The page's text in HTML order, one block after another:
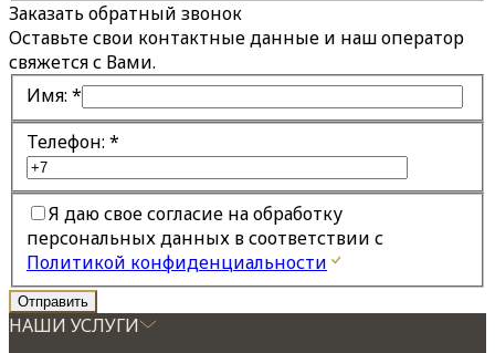
Заказать обратный звонок
Оставьте свои контактные данные и наш оператор
свяжется с Вами.
Имя: *
Телефон: *
Я даю свое согласие на обработку
персональных данных в соответствии с
Политикой конфиденциальности
НАШИ УСЛУГИ